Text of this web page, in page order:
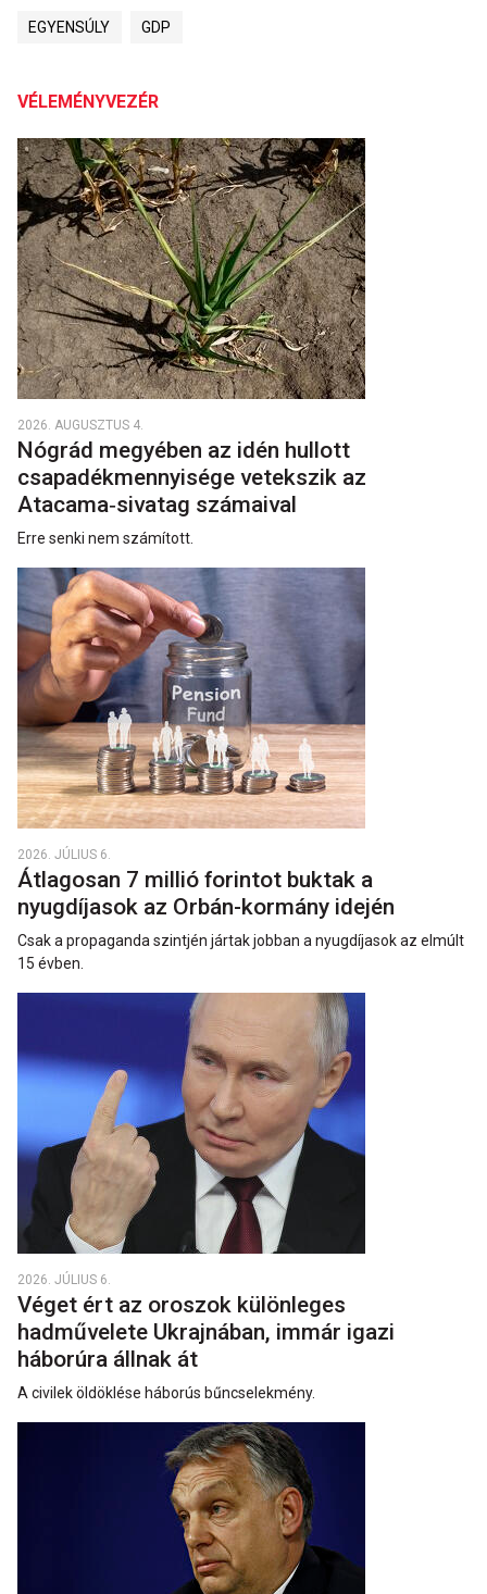
EGYENSÚLY GDP
VÉLEMÉNYVEZÉR
2026. AUGUSZTUS 4.
Nógrád megyében az idén hullott
csapadékmennyisége vetekszik az
Atacama‑sivatag számaival
Erre senki nem számított.
2026. JÚLIUS 6.
Átlagosan 7 millió forintot buktak a
nyugdíjasok az Orbán-kormány idején
Csak a propaganda szintjén jártak jobban a nyugdíjasok az elmúlt
15 évben.
2026. JÚLIUS 6.
Véget ért az oroszok különleges
hadművelete Ukrajnában, immár igazi
háborúra állnak át
A civilek öldöklése háborús bűncselekmény.